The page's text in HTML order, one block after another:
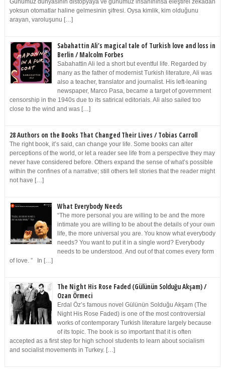
Günümüz dünyasının distopyaya ve günümüz insanınınsa eleştirel zekâdan
yoksun otomatlar haline gelmesinin şifresi. Oysa kimlik, kim olduğunu
arayan, varoluşunu […]
Sabahattin Ali’s magical tale of Turkish love and loss in
Berlin / Malcolm Forbes
Sabahattin Ali led a short but eventful life. Regarded by
many as the father of modernist Turkish literature, Ali was
also a teacher, translator and journalist. His left-leaning
newspaper, Marco Pasa, became a target of government
censorship in the 1940s due to its satirical editorials. Ali also sailed too
close to the wind and was […]
28 Authors on the Books That Changed Their Lives / Tobias Carroll
The right book, it’s said, can change your life. Some books can alter
perceptions of the world, or let a reader see life from a perspective they may
never have considered before. Others expand the sense of what’s possible
within the confines of a narrative; still others tell stories that the reader might
not have […]
What Everybody Needs
“The more personal you are willing to be and the more
intimate you are willing to be about the details of your own
life, the more universal you are. You know what everybody
needs? You want to put it in a single word? Everybody
needs to be understood. And out of that comes every form
of love. ” In […]
The Night His Rose Faded (Gülünün Solduğu Akşam) /
Ozan Örmeci
Erdal Öz’s famous novel Gülünün Solduğu Akşam (The
Night His Rose Faded) is one of the most controversial
works of contemporary Turkish literature largely because
of its topic. The book is so important that it is often
accepted as a first step for high school students to learn about socialism
and socialist movements in Turkey. […]